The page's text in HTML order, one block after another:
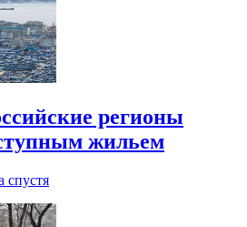
регионы
жильем
спустя